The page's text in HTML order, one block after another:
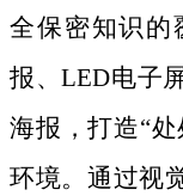
全保密知识的
报、LED电子
海报，打造“
环境。通过视